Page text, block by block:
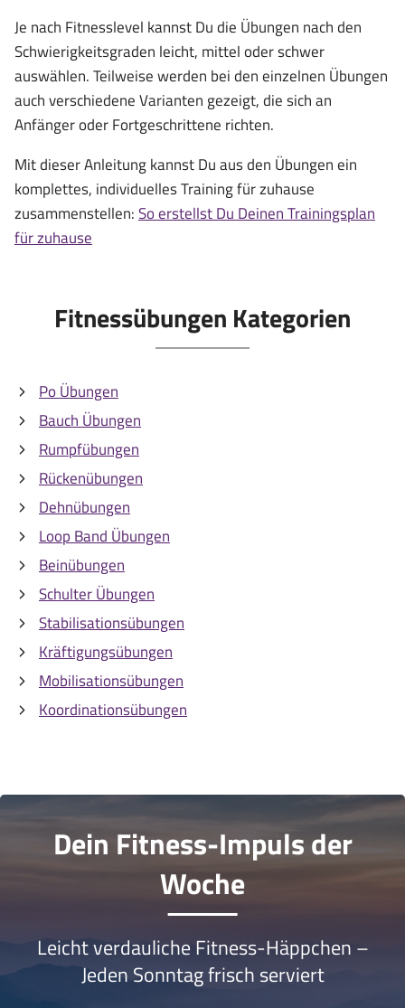
Je nach Fitnesslevel kannst Du die Übungen nach den
Schwierigkeitsgraden leicht, mittel oder schwer
auswählen. Teilweise werden bei den einzelnen Übungen
auch verschiedene Varianten gezeigt, die sich an
Anfänger oder Fortgeschrittene richten.
Mit dieser Anleitung kannst Du aus den Übungen ein
komplettes, individuelles Training für zuhause
zusammenstellen:So erstellst Du Deinen Trainingsplan
für zuhause
Fitnessübungen Kategorien
Po Übungen
Bauch Übungen
Rumpfübungen
Rückenübungen
Dehnübungen
Loop Band Übungen
Beinübungen
Schulter Übungen
Stabilisationsübungen
Kräftigungsübungen
Mobilisationsübungen
Koordinationsübungen
Dein Fitness-Impuls der
Woche
Leicht verdauliche Fitness-Häppchen –
Jeden Sonntag frisch serviert